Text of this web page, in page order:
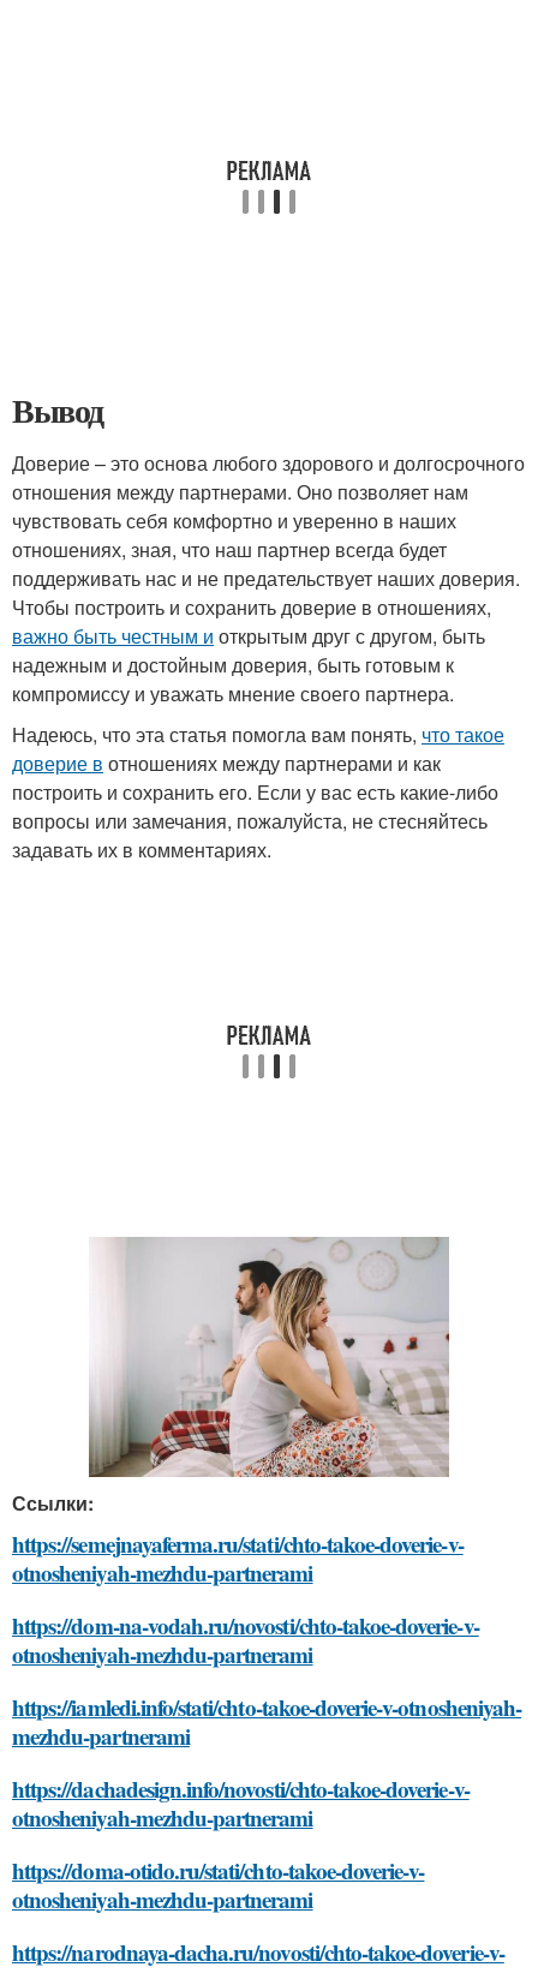
Вывод
Доверие – это основа любого здорового и долгосрочного
отношения между партнерами. Оно позволяет нам
чувствовать себя комфортно и уверенно в наших
отношениях, зная, что наш партнер всегда будет
поддерживать нас и не предательствует наших доверия.
Чтобы построить и сохранить доверие в отношениях,
важно быть честным и открытым друг с другом, быть
надежным и достойным доверия, быть готовым к
компромиссу и уважать мнение своего партнера.
Надеюсь, что эта статья помогла вам понять, что такое
доверие в отношениях между партнерами и как
построить и сохранить его. Если у вас есть какие-либо
вопросы или замечания, пожалуйста, не стесняйтесь
задавать их в комментариях.
Ссылки:
https://semejnayaferma.ru/stati/chto-takoe-doverie-v-
otnosheniyah-mezhdu-partnerami
https://dom-na-vodah.ru/novosti/chto-takoe-doverie-v-
otnosheniyah-mezhdu-partnerami
https://iamledi.info/stati/chto-takoe-doverie-v-otnosheniyah-
mezhdu-partnerami
https://dachadesign.info/novosti/chto-takoe-doverie-v-
otnosheniyah-mezhdu-partnerami
https://doma-otido.ru/stati/chto-takoe-doverie-v-
otnosheniyah-mezhdu-partnerami
https://narodnaya-dacha.ru/novosti/chto-takoe-doverie-v-